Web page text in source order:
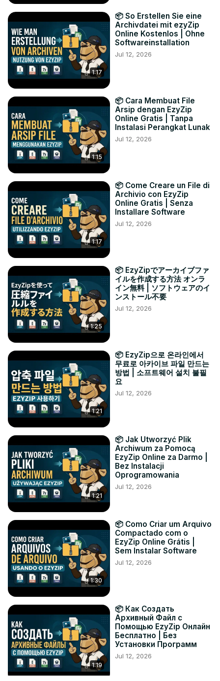
1:17
📦 So Erstellen Sie eine
Archivdatei mit ezyZip
Online Kostenlos | Ohne
Softwareinstallation
Jul 12, 2026
1:15
📦 Cara Membuat File
Arsip dengan EzyZip
Online Gratis | Tanpa
Instalasi Perangkat Lunak
Jul 12, 2026
1:17
📦 Come Creare un File di
Archivio con EzyZip
Online Gratis | Senza
Installare Software
Jul 12, 2026
1:25
📦 EzyZipでアーカイブファ
イルを作成する方法 オンラ
イン無料 | ソフトウェアのイ
ンストール不要
Jul 12, 2026
1:21
📦 EzyZip으로 온라인에서
무료로 아카이브 파일 만드는
방법 | 소프트웨어 설치 불필
요
Jul 12, 2026
1:21
📦 Jak Utworzyć Plik
Archiwum za Pomocą
EzyZip Online za Darmo |
Bez Instalacji
Oprogramowania
Jul 12, 2026
1:30
📦 Como Criar um Arquivo
Compactado com o
EzyZip Online Grátis |
Sem Instalar Software
Jul 12, 2026
1:19
📦 Как Создать
Архивный Файл с
Помощью EzyZip Онлайн
Бесплатно | Без
Установки Программ
Jul 12, 2026